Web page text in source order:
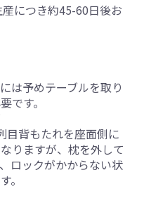
につき約45-60日後お
は予めテーブルを取り
です。
背もたれを座面側に
りますが、枕を外して
ロックがかからない状
。